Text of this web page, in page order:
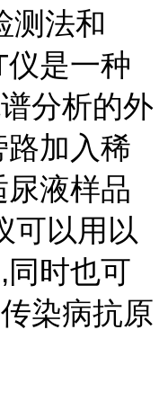
测法和
是一种
分析的外
加入稀
液样品
可以用以
时也可
染病抗原